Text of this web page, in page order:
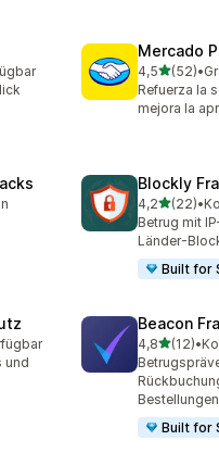
Mercado
4,5von 5
(52)
52 •
Refuerza la
mejora la
Blockly
4,2von 5
(22)
22 •
Betrug mit
Länder-
Built for
und
Beacon
4,8von 5
(12)
12 •
Bestellungen
Built for